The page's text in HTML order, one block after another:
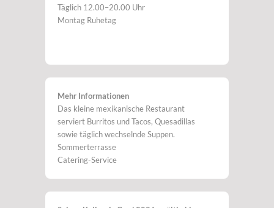
Täglich 12.00–20.00 Uhr
Montag Ruhetag
Mehr Informationen
Das kleine mexikanische Restaurant
serviert Burritos und Tacos, Quesadillas
sowie täglich wechselnde Suppen.
Sommerterrasse
Catering-Service